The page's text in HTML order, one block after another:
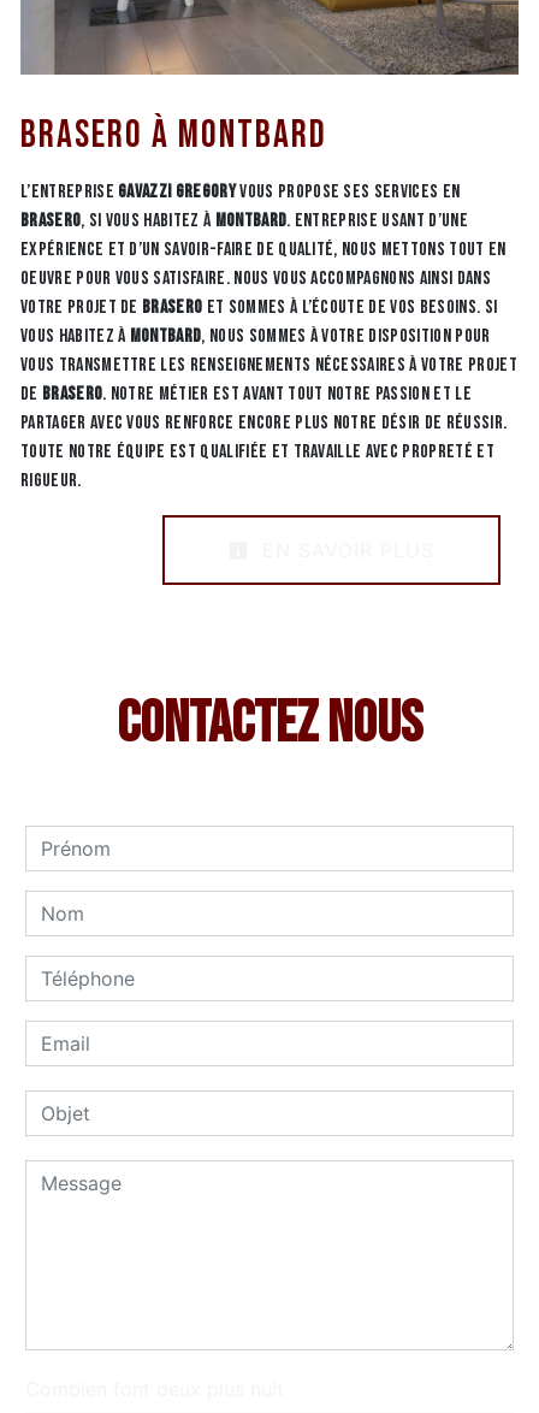
Brasero à Montbard
L’entreprise GAVAZZI GREGORYvous propose ses services en
Brasero, si vous habitez à Montbard. Entreprise usant d’une
expérience et d’un savoir-faire de qualité, nous mettons tout en
oeuvre pour vous satisfaire. Nous vous accompagnons ainsi dans
votre projet de Brasero et sommes à l’écoute de vos besoins. Si
vous habitez à Montbard, nous sommes à votre disposition pour
vous transmettre les renseignements nécessaires à votre projet
de Brasero. Notre métier est avant tout notre passion et le
partager avec vous renforce encore plus notre désir de réussir.
Toute notre équipe est qualifiée et travaille avec propreté et
rigueur.
Contactez nous